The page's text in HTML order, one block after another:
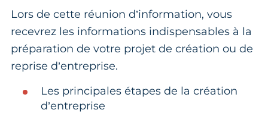
Lors de cette réunion d’information, vous
recevrez les informations indispensables à la
préparation de votre projet de création ou de
reprise d’entreprise.
Les principales étapes de la création
d’entreprise